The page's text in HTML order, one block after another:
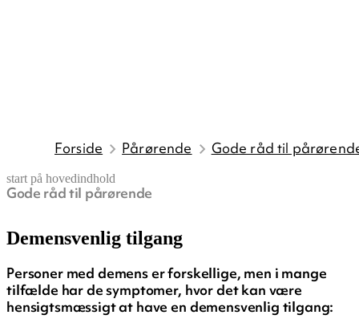
Forside Pårørende Gode råd til
start på hovedindhold
Gode råd til pårørende
senest opdateret 22. maj 2025
Demensvenlig tilgang
Personer med demens er forskellige, men i mange
tilfælde har de symptomer, hvor det kan være
hensigtsmæssigt at have en demensvenlig tilgang: